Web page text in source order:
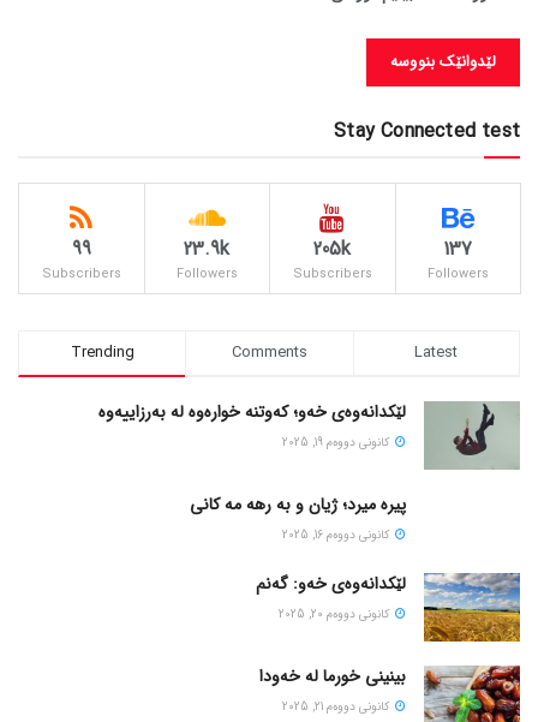
Stay Connected test
137
Followers
205k
Subscribers
23.9k
Followers
99
Subscribers
Trending Comments Latest
لێکدانەوەی خەو؛ کەوتنە خوارەوە لە بەرزاییەوە
كانونی دووه‌م 19, 2025
پیره میرد؛ ژیان و به رهه مه کانی
كانونی دووه‌م 16, 2025
لێکدانەوەی خەو: گەنم
كانونی دووه‌م 20, 2025
بینینی خورما لە خەودا
كانونی دووه‌م 21, 2025